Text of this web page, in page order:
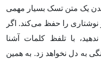
یک متن تسک بسیار مهمی
را حفظ می‌کند. اگر
با تلفظ کلمات آشنا
به دل نخواهد زد. به همین